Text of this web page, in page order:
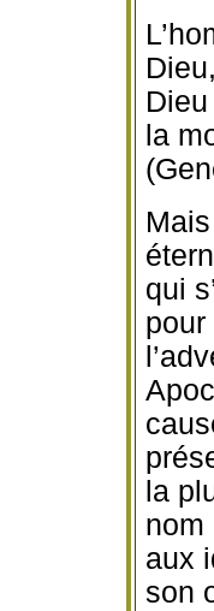
la
qui
pour
la
nom
aux
son